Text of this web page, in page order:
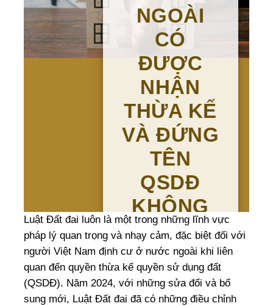
NGOÀI
CÓ
ĐƯỢC
NHẬN
THỪA KẾ
VÀ ĐỨNG
TÊN
QSDĐ
KHÔNG
DỊCH VỤ TƯ VẤN THỪA KẾ DI
CHÚC CHUYÊN NGHIỆP
LUẬT HỒNG CHUYÊN –
NGƯỜI ĐỒNG HÀNH PHÁP LÝ
CÙNG BẠN
LIÊN HỆ
Luật Đất đai luôn là một trong những lĩnh vực
pháp lý quan trọng và nhạy cảm, đặc biệt đối với
người Việt Nam định cư ở nước ngoài khi liên
quan đến quyền thừa kế quyền sử dụng đất
(QSDĐ). Năm 2024, với những sửa đổi và bổ
sung mới, Luật Đất đai đã có những điều chỉnh